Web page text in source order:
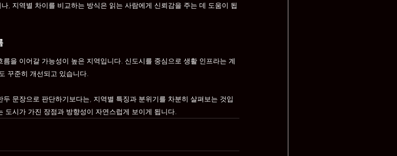
, 지역별 차이를 비교하는 방식은 읽는 사람에게 신뢰감을 주는 데 도움이 됩
을 이어갈 가능성이 높은 지역입니다. 신도시를 중심으로 생활 인프라는 계
꾸준히 개선되고 있습니다.
문장으로 판단하기보다는, 지역별 특징과 분위기를 차분히 살펴보는 것입
도시가 가진 장점과 방향성이 자연스럽게 보이게 됩니다.